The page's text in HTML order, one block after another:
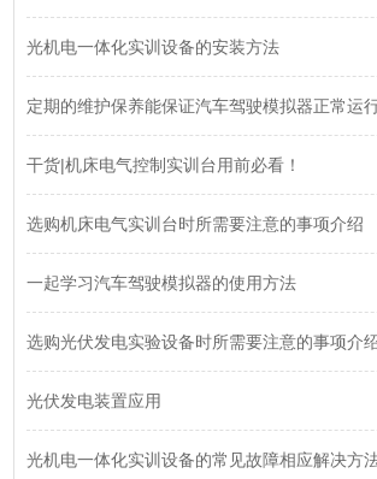
光机电一体化实训设备的安装方法
定期的维护保养能保证汽车驾驶模拟器正常运
干货|机床电气控制实训台用前必看！
选购机床电气实训台时所需要注意的事项介绍
一起学习汽车驾驶模拟器的使用方法
选购光伏发电实验设备时所需要注意的事项介
光伏发电装置应用
光机电一体化实训设备的常见故障相应解决方